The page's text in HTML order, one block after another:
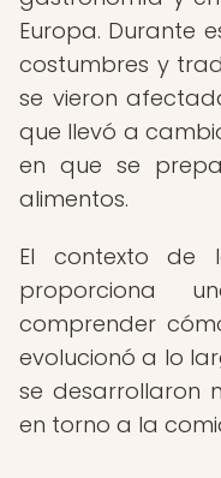
Europa. Durante
costumbres y
se vieron
que llevó a
en que se
alimentos.
El contexto de
proporciona
comprender
evolucionó a lo
se desarrollaron
en torno a la